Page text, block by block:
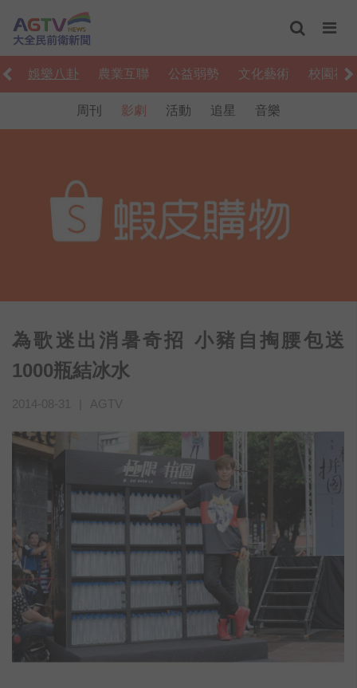
娛樂八卦 農業互聯 公益弱勢 文化藝術 校園社
周刊 影劇 活動 追星 音樂
為歌迷出消暑奇招 小豬自掏腰包送
1000瓶結冰水